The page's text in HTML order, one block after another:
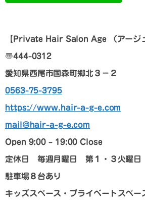
【Private Hair Salon Age （アージ
〠444-0312
愛知県西尾市国森町郷北３－２
0563-75-3795
https://www.hair-a-g-e.com
mail@hair-a-g-e.com
Open 9:00 – 19:00 Close
定休日 毎週月曜日 第１・３火曜日
駐車場８台あり
キッズスペース・プライベートスペー